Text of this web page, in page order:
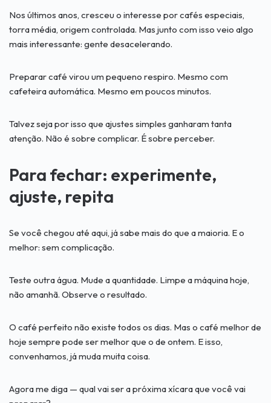
Nos últimos anos, cresceu o interesse por cafés especiais,
torra média, origem controlada. Mas junto com isso veio algo
mais interessante: gente desacelerando.
Preparar café virou um pequeno respiro. Mesmo com
cafeteira automática. Mesmo em poucos minutos.
Talvez seja por isso que ajustes simples ganharam tanta
atenção. Não é sobre complicar. É sobre perceber.
Para fechar: experimente,
ajuste, repita
Se você chegou até aqui, já sabe mais do que a maioria. E o
melhor: sem complicação.
Teste outra água. Mude a quantidade. Limpe a máquina hoje,
não amanhã. Observe o resultado.
O café perfeito não existe todos os dias. Mas o café melhor de
hoje sempre pode ser melhor que o de ontem. E isso,
convenhamos, já muda muita coisa.
Agora me diga — qual vai ser a próxima xícara que você vai